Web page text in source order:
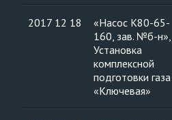
2017 12 18
«Насос К80-65-
160, зав. №б-н»,
Установка
комплексной
подготовки газа
«Ключевая»